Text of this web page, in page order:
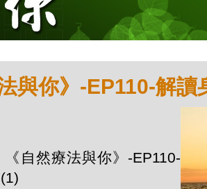
與你》-EP110-解
自然療法與你》-EP110-